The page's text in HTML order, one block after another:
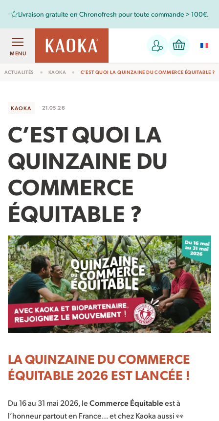
commande > 100€. Retrouvez aussi les chocolats Kaoka
MENU
ACTUALITÉS KAOKA C’EST QUOI LA QUINZAINE DU COMMERCE ÉQUITABLE ?
KAOKA 21.05.26
C’EST QUOI LA
QUINZAINE DU
COMMERCE
ÉQUITABLE ?
LA QUINZAINE DU COMMERCE
ÉQUITABLE 2026 EST LANCÉE !
Du 16 au 31 mai 2026, leCommerce Équitableest à
l’honneur partout en France… et chez Kaoka aussi 👀